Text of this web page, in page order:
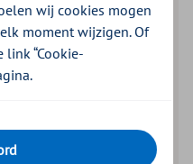
huidschade oplopen
grotendeels tegen,
huidveroudering en
wij cookies mogen
moment wijzigen. Of
“Cookie-